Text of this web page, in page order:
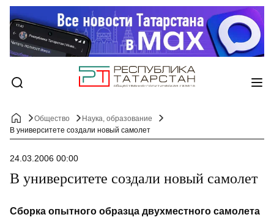
Общество
Наука, образование
В университете создали новый самолет
24.03.2006 00:00
В университете создали новый самолет
Сборка опытного образца двухместного самолета